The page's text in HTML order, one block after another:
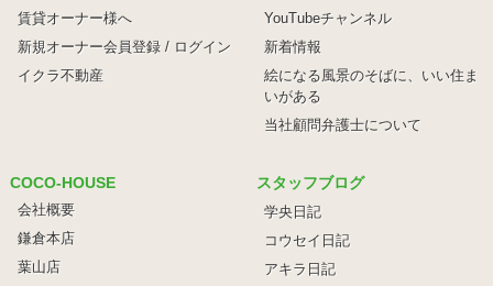
賃貸オーナー様へ
新規オーナー会員登録 / ログイン
イクラ不動産
YouTubeチャンネル
新着情報
絵になる風景のそばに、 いい住ま
いがある
当社顧問弁護士について
COCO-HOUSE
会社概要
鎌倉本店
葉山店
スタッフブログ
学央日記
コウセイ日記
アキラ日記